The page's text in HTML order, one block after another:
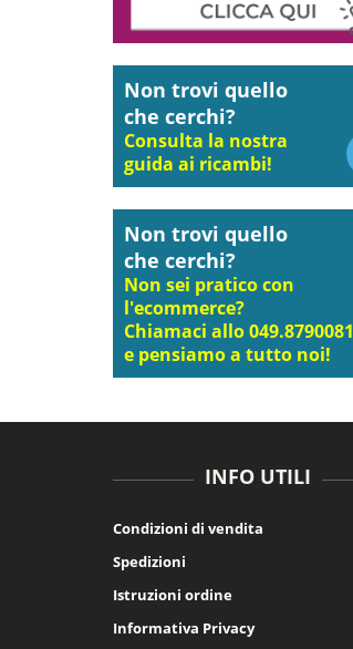
Non trovi quello
che cerchi?
Consulta la nostra
guida ai ricambi!
Non trovi quello
che cerchi?
Non sei pratico con
l'ecommerce?
Chiamaci allo 049.8790081
e pensiamo a tutto noi!
INFO UTILI
Condizioni di vendita
Spedizioni
Istruzioni ordine
Informativa Privacy